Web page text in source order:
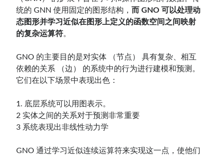
统的 GNN 使用固定的图形结构，而 GNO 可以处理动
态图形并学习近似在图形上定义的函数空间之间映射
的复杂运算符。
GNO 的主要目的是对实体 （节点） 具有复杂、相互
依赖的关系 （边） 的系统中的行为进行建模和预测。
它们在以下场景中表现出色：
1. 底层系统可以用图表示。
2 实体之间的关系对于预测非常重要
3 系统表现出非线性动力学
GNO 通过学习近似连续运算符来实现这一点，使他们